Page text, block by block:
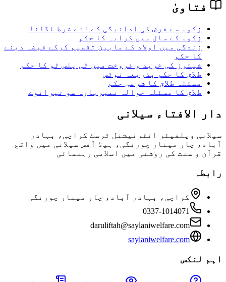
فتاویٰ
زکوۃ سے قرض کی ادائیگی کے لئے شرط لگانا
زکوۃ کے سال میں کرایہ کا حکم
زندگی میں اولاد کے مابین تقسیم کرکے قبضہ دینے
کا حکم
شیئرز کی خرید و فروخت میں ٹی پلس ٹو کا حکم
طلاق کا حکم بذریعہ نوٹس
مسئلہ طلاق کا شرعی حکم
طلاق کا مسئلہ حوالہ نمبربارہ سو تیرانوے
دار الافتاء سیلانی
سیلانی ویلفیئر انٹرنیشنل ٹرسٹ کراچی، بہادر
آباد، چار مینار چورنگی، ہیڈ آفس سیلانی میں واقع
قرآن و سنت کی روشنی میں اسلامی رہنمائی
رابطہ
کراچی، بہادر آباد، چار مینار چورنگی
0337-1014071
daruliftah@saylaniwelfare.com
saylaniwelfare.com
اہم لنکس